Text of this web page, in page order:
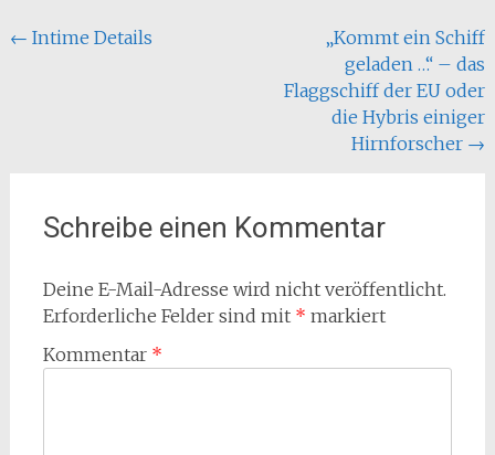
Beitragsnavigation
← Intime Details
„Kommt ein Schiff
geladen …“ – das
Flaggschiff der EU oder
die Hybris einiger
Hirnforscher →
Schreibe einen Kommentar
Deine E-Mail-Adresse wird nicht veröffentlicht.
Erforderliche Felder sind mit * markiert
Kommentar *